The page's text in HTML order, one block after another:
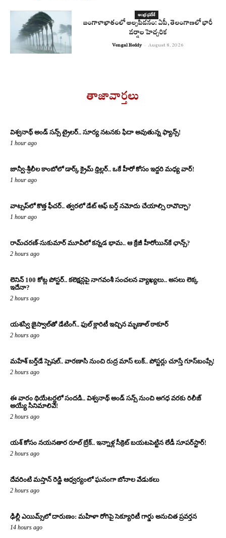
ఆంధ్ర ప్రదేశ్
బంగాళాఖాతంలో అల్పపీడనం: ఏపీ, తెలంగాణలో భారీ
వర్షాల హెచ్చరిక
Vengal Reddy - August 8, 2026
తాజావార్తలు
విశ్వనాథ్ అండ్ సన్స్ ట్రైలర్.. సూర్య నటనకు ఫిదా అవుతున్న ఫ్యాన్స్!
1 hour ago
జాన్వీ-శ్రీలీల కాంబోలో డార్క్ క్రైమ్ థ్రిల్లర్.. ఒకే హీరో కోసం ఇద్దరి మధ్య వార్!
1 hour ago
వాట్సప్‌లో కొత్త ఫీచర్.. త్వరలో డేట్ ఆఫ్ బర్త్ నమోదు చేయాల్సి రావొచ్చా?
1 hour ago
రామ్‌చరణ్‌-సుకుమార్‌ మూవీలో కన్నడ భామ.. ఆ క్రేజీ హీరోయిన్‌కే ఛాన్స్?
2 hours ago
లెనిన్ 100 కోట్ల పోస్టర్‌.. కలెక్షన్లపై నాగవంశీ సంచలన వ్యాఖ్యలు.. అసలు లెక్క
ఇదేనా?
2 hours ago
యశస్వి జైస్వాల్‌తో డేటింగ్.. ఫుల్ క్లారిటీ ఇచ్చిన మృణాల్ ఠాకూర్‌
2 hours ago
మహేశ్ బర్త్‌డే స్పెషల్.. వారణాసి నుంచి రుద్ర మాస్ లుక్.. పోస్టర్లు చూస్తే గూస్‌బంప్సే!
2 hours ago
ఈ వారం థియేటర్లలో సందడి.. విశ్వనాథ్ అండ్ సన్స్ నుంచి అగధ వరకు రిలీజ్
అయ్యే సినిమాలివే!
2 hours ago
యశ్ కోసం నయనతార రూల్ బ్రేక్.. ఇన్నాళ్ల సీక్రెట్ బయటపెట్టిన లేడీ సూపర్‌స్టార్!
2 hours ago
దేవరింటి మస్తాన్ రెడ్డి ఆధ్వర్యంలో ఘనంగా బోనాల వేడుకలు
2 hours ago
ఢిల్లీ ఎయిమ్స్‌లో దారుణం: మహిళా రోగిపై సెక్యూరిటీ గార్డు అనుచిత ప్రవర్తన
14 hours ago